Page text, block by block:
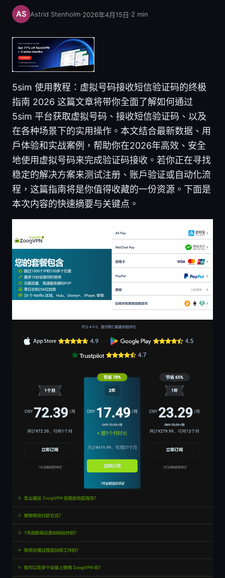
Astrid Stenholm·2026年4月15日·2 min
5sim 使用教程：虚拟号码接收短信验证码的终极
指南 2026 这篇文章将带你全面了解如何通过
5sim 平台获取虚拟号码、接收短信验证码、以及
在各种场景下的实用操作。本文结合最新数据、用
户体验和实战案例，帮助你在2026年高效、安全
地使用虚拟号码来完成验证码接收。若你正在寻找
稳定的解决方案来测试注册、账户验证或自动化流
程，这篇指南将是你值得收藏的一份资源。下面是
本次内容的快速摘要与关键点。